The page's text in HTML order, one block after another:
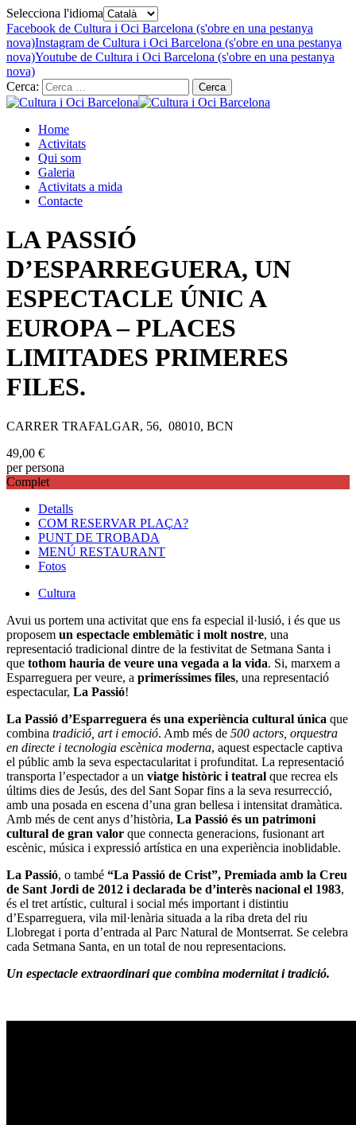
Selecciona l'idioma
Facebook de Cultura i Oci Barcelona (s'obre en una pestanya
nova)Instagram de Cultura i Oci Barcelona (s'obre en una pestanya
nova)Youtube de Cultura i Oci Barcelona (s'obre en una pestanya
nova)
Cerca:
Home
Activitats
Qui som
Galeria
Activitats a mida
Contacte
LA PASSIÓ
D’ESPARREGUERA, UN
ESPECTACLE ÚNIC A
EUROPA – PLACES
LIMITADES PRIMERES
FILES.
CARRER TRAFALGAR, 56, 08010, BCN
49,00 €
per persona
Complet
Detalls
COM RESERVAR PLAÇA?
PUNT DE TROBADA
MENÚ RESTAURANT
Fotos
Cultura
Avui us portem una activitat que ens fa especial il·lusió, i és que us
proposem un espectacle emblemàtic i molt nostre, una
representació tradicional dintre de la festivitat de Setmana Santa i
que tothom hauria de veure una vegada a la vida. Si, marxem a
Esparreguera per veure, a primeríssimes files, una representació
espectacular, La Passió!
La Passió d’Esparreguera és una experiència cultural única que
combina tradició, art i emoció. Amb més de 500 actors, orquestra
en directe i tecnologia escènica moderna, aquest espectacle captiva
el públic amb la seva espectacularitat i profunditat. La representació
transporta l’espectador a un viatge històric i teatral que recrea els
últims dies de Jesús, des del Sant Sopar fins a la seva resurrecció,
amb una posada en escena d’una gran bellesa i intensitat dramàtica.
Amb més de cent anys d’història, La Passió és un patrimoni
cultural de gran valor que connecta generacions, fusionant art
escènic, música i expressió artística en una experiència inoblidable.
La Passió, o també “La Passió de Crist”, Premiada amb la Creu
de Sant Jordi de 2012 i declarada be d’interès nacional el 1983,
és el tret artístic, cultural i social més important i distintiu
d’Esparreguera, vila mil·lenària situada a la riba dreta del riu
Llobregat i porta d’entrada al Parc Natural de Montserrat. Se celebra
cada Setmana Santa, en un total de nou representacions.
Un espectacle extraordinari que combina modernitat i tradició.